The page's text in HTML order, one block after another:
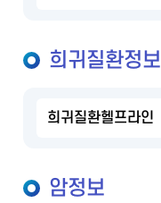
희귀질환정보
희귀질환헬프라인
암정보